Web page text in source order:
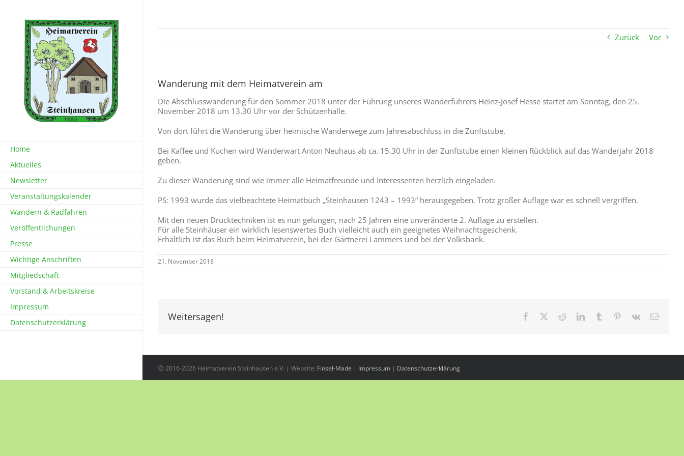
springen
Home
Aktuelles
Newsletter
Veranstaltungskalender
Wandern & Radfahren
Veröffentlichungen
Presse
Wichtige Anschriften
Mitgliedschaft
Vorstand & Arbeitskreise
Impressum
Datenschutzerklärung
Zurück Vor
Wanderung mit dem Heimatverein am
Die Abschlusswanderung für den Sommer 2018 unter der Führung unseres Wanderführers Heinz-Josef Hesse startet am Sonntag, den 25.
November 2018 um 13.30 Uhr vor der Schützenhalle.
Von dort führt die Wanderung über heimische Wanderwege zum Jahresabschluss in die Zunftstube.
Bei Kaffee und Kuchen wird Wanderwart Anton Neuhaus ab ca. 15.30 Uhr in der Zunftstube einen kleinen Rückblick auf das Wanderjahr 2018
geben.
Zu dieser Wanderung sind wie immer alle Heimatfreunde und Interessenten herzlich eingeladen.
PS: 1993 wurde das vielbeachtete Heimatbuch „Steinhausen 1243 – 1993“ herausgegeben. Trotz großer Auflage war es schnell vergriffen.
Mit den neuen Drucktechniken ist es nun gelungen, nach 25 Jahren eine unveränderte 2. Auflage zu erstellen.
Für alle Steinhäuser ein wirklich lesenswertes Buch vielleicht auch ein geeignetes Weihnachtsgeschenk.
Erhältlich ist das Buch beim Heimatverein, bei der Gärtnerei Lammers und bei der Volksbank.
21. November 2018
Weitersagen! Facebook RedditLinkedInTumblr Pinterest
Vk
E-
Ⓒ 2016-2026 Heimatverein Steinhausen e.V. | Website: Finsel-Made | Impressum | Datenschutzerklärung